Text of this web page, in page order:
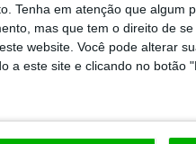
Tenha em atenção que algum
mas que tem o direito de
website. Você pode alterar
a este site e clicando no botão